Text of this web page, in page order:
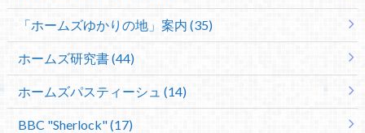
「ホームズゆかりの地」案内 (35)
ホームズ研究書 (44)
ホームズパスティーシュ (14)
BBC "Sherlock" (17)